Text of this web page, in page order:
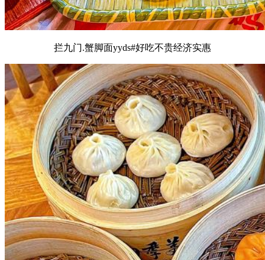
拦九门.蟹脚面yyds#好吃不贵经济实惠